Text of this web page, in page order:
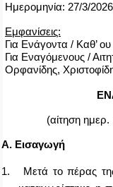
Ημερομηνία: 27/3/2026
Εμφανίσεις:
Για Ενάγοντα / Καθ’ ου
Για Εναγόμενους /
Ορφανίδης,
(αίτηση ημερ.
Α. Εισαγωγή
1.
Μετά το πέρας